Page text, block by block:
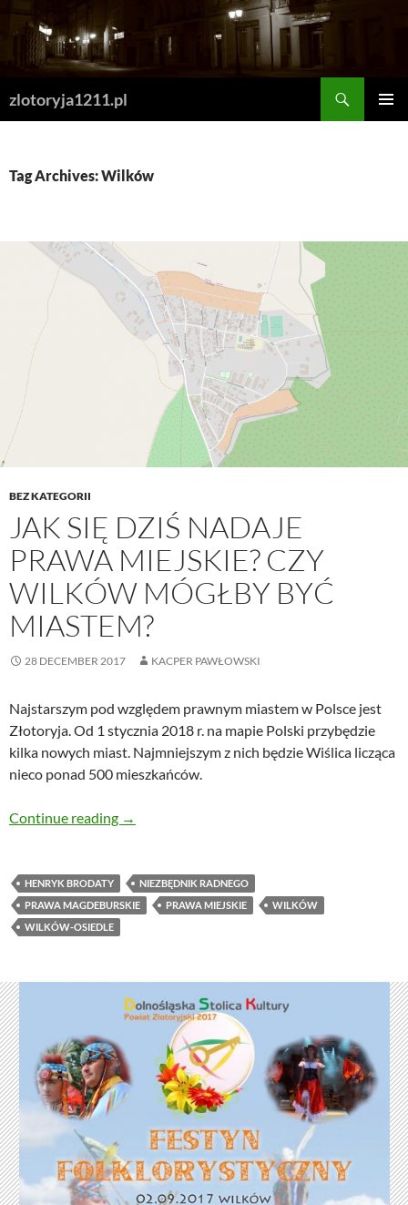
Skip
content
zlotoryja1211.pl
Tag Archives: Wilków
BEZ KATEGORII
JAK SIĘ DZIŚ NADAJE
PRAWA MIEJSKIE? CZY
WILKÓW MÓGŁBY BYĆ
MIASTEM?
28 DECEMBER 2017 KACPER PAWŁOWSKI
Najstarszym pod względem prawnym miastem w Polsce jest
Złotoryja. Od 1 stycznia 2018 r. na mapie Polski przybędzie
kilka nowych miast. Najmniejszym z nich będzie Wiślica licząca
nieco ponad 500 mieszkańców.
Continue reading Jak się dziś nadaje prawa miejskie? Czy
→
HENRYK BRODATY
NIEZBĘDNIK RADNEGO
PRAWA MAGDEBURSKIE
PRAWA MIEJSKIE
WILKÓW
WILKÓW-OSIEDLE